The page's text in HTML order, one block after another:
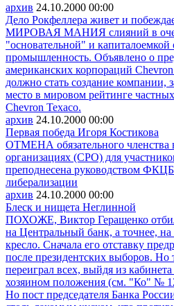
архив 24.10.2000 00:00
Дело Рокфеллера живет и
МИРОВАЯ МАНИЯ слияний в
"основательной" и капиталоемкой
промышленность. Объявлено о
американских корпораций
должно стать создание компании,
место в мировом рейтинге
Chevron Texaco.
архив 24.10.2000 00:00
Первая победа Игоря Костикова
ОТМЕНА обязательного членства
организациях (СРО) для
преподнесена руководством
либерализации
архив 24.10.2000 00:00
Блеск и нищета Неглинной
ПОХОЖЕ, Виктор Геращенко
на Центральный банк, а точнее, на
кресло. Сначала его отставку
после президентских выборов. Но
переиграл всех, выйдя из
хозяином положения (см. "Ко" №
Но пост председателя Банка